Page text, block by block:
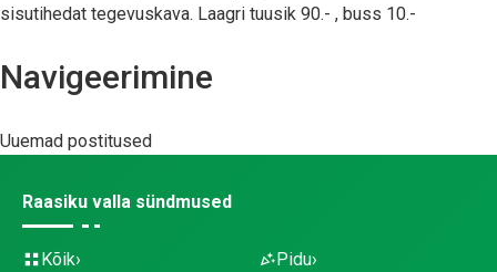
sisutihedat tegevuskava. Laagri tuusik 90.- , buss 10.-
Navigeerimine
Uuemad postitused
Raasiku valla sündmused
Kõik
Pidu